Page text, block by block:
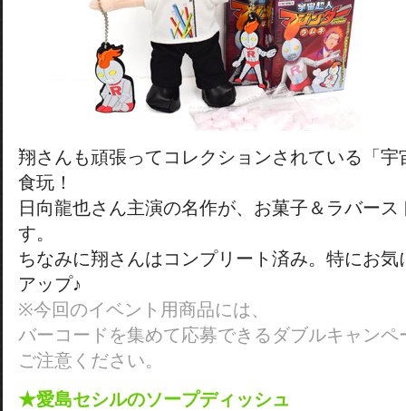
翔さんも頑張ってコレクションされている「
食玩！
日向龍也さん主演の名作が、お菓子＆ラバー
す。
ちなみに翔さんはコンプリート済み。特にお
アップ♪
※今回のイベント用商品には、
バーコードを集めて応募できるダブルキャン
ご注意ください。
★愛島セシルのソープディッシュ